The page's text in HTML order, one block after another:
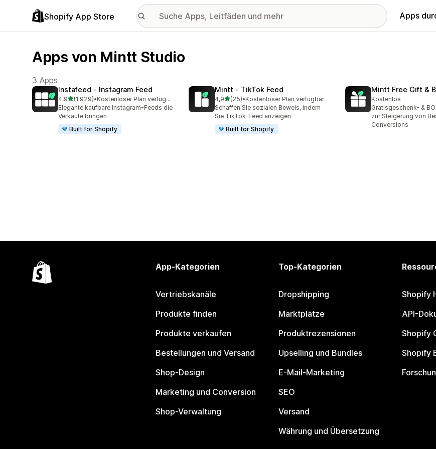
Shopify App Store Apps
Apps von Mintt Studio
3 Apps
Instafeed ‑ Instagram Feed
4,9von 5 Sternen
(1.929)
1929 Rezensionen insgesamt
•
Kostenloser Plan verfügbar
Elegante kaufbare Instagram-Feeds die
Verkäufe bringen
Built for Shopify
Mintt ‑ TikTok Feed
4,9von 5 Sternen
(25)
25 Rezensionen insgesamt
•Kostenloser Plan verfügbar
Schaffen Sie sozialen Beweis, indem
Sie TikTok-Feed anzeigen
Built for Shopify
Mintt Free Gift &
Kostenlos
Gratisgeschenk- &
zur Steigerung von
Conversions
App-Kategorien
Vertriebskanäle
Produkte finden
Produkte verkaufen
Bestellungen und Versand
Shop-Design
Marketing und Conversion
Shop-Verwaltung
Top-Kategorien
Dropshipping
Marktplätze
Produktrezensionen
Upselling und Bundles
E-Mail-Marketing
SEO
Versand
Währung und Übersetzung
Shopify
API-
Shopify
Shopify